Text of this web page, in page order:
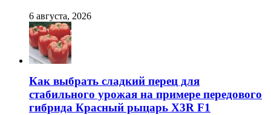
6 августа, 2026
Как выбрать сладкий перец для
стабильного урожая на примере передового
гибрида Красный рыцарь X3R F1